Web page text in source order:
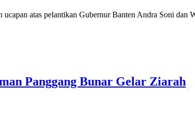
atas pelantikan Gubernur Banten Andra Soni
Panggang Bunar Gelar Ziarah